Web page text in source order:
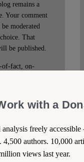
remains a
Your comment
moderated
That
be published.
of-fact, on-
ad personam
but a
use of more
with a
freely accessible
4,500 authors. 10,000
views last year.